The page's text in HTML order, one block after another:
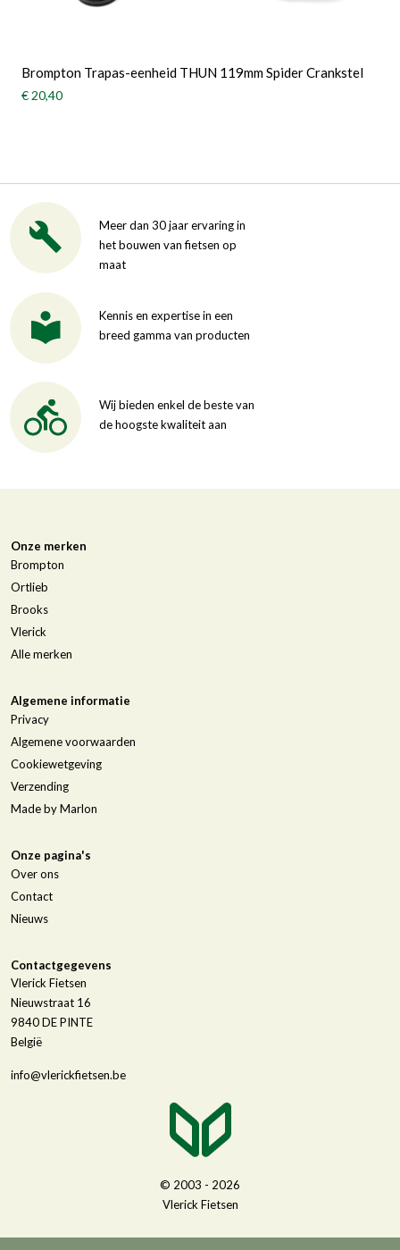
Brompton Trapas-eenheid THUN 119mm Spider Crankstel
€ 20,40
Meer dan 30 jaar ervaring in
het bouwen van fietsen op
maat
Kennis en expertise in een
breed gamma van producten
Wij bieden enkel de beste van
de hoogste kwaliteit aan
Onze merken
Brompton
Ortlieb
Brooks
Vlerick
Alle merken
Algemene informatie
Privacy
Algemene voorwaarden
Cookiewetgeving
Verzending
Made by Marlon
Onze pagina's
Over ons
Contact
Nieuws
Contactgegevens
Vlerick Fietsen
Nieuwstraat 16
9840DE PINTE
België
info@vlerickfietsen.be
© 2003 - 2026
Vlerick Fietsen